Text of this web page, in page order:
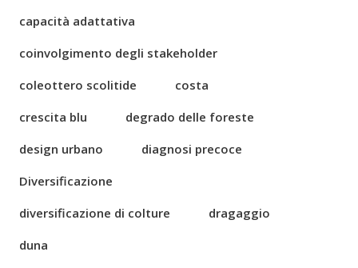
capacità adattativa
coinvolgimento degli stakeholder
coleottero scolitide
costa
crescita blu
degrado delle foreste
design urbano
diagnosi precoce
Diversificazione
diversificazione di colture
dragaggio
duna